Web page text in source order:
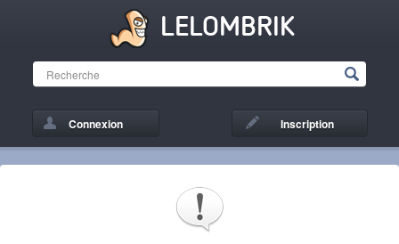
LELOMBRIK
Connexion Inscription